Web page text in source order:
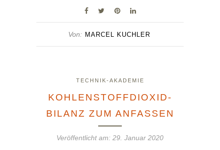
Von: MARCEL KUCHLER
TECHNIK-AKADEMIE
KOHLENSTOFFDIOXID-
BILANZ ZUM ANFASSEN
Veröffentlicht am: 29. Januar 2020